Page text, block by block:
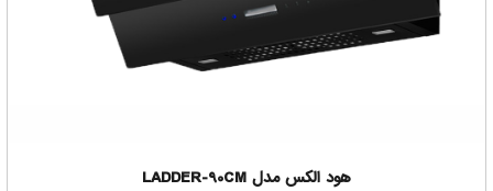
هود الکس مدل LADDER-90CM